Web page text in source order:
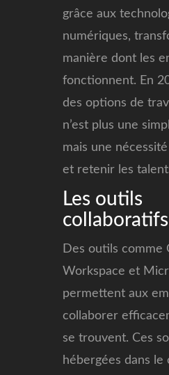
grâce aux
numériques,
manière dont les
fonctionnent. En
des options de
n’est plus une
mais une
et retenir les
Les outils
Des outils comme
Workspace et
permettent aux
collaborer
se trouvent. Ces
hébergées dans le